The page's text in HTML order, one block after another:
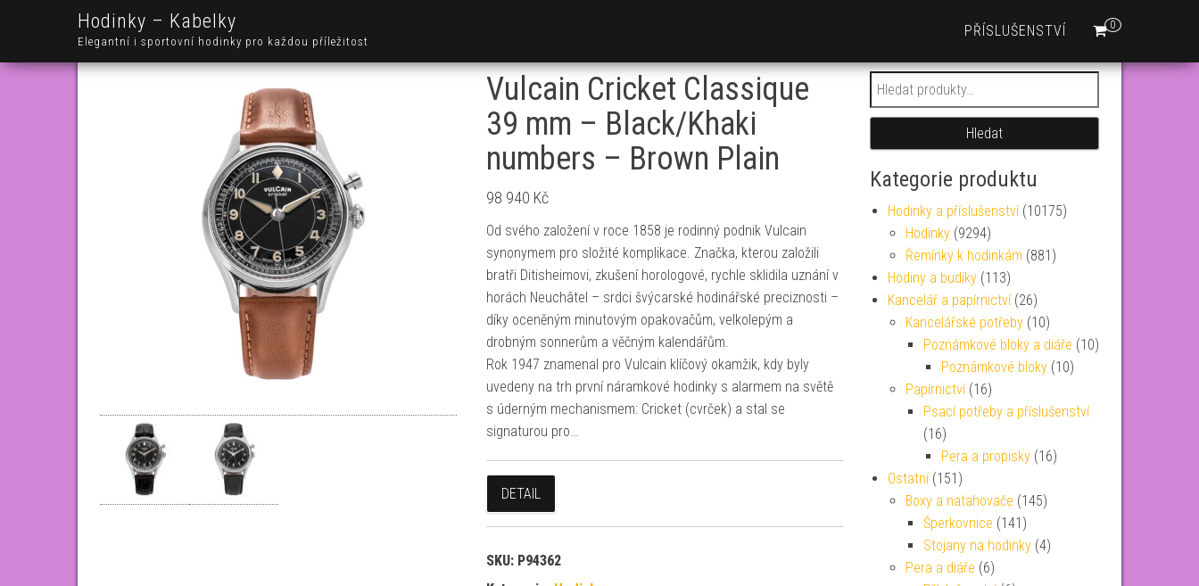
Hodinky – Kabelky
Elegantní i sportovní hodinky pro každou příležitost
0
PŘÍSLUŠENSTVÍ
Vulcain Cricket Classique
39 mm – Black/Khaki
numbers – Brown Plain
98 940 Kč
Od svého založení v roce 1858 je rodinný podnik Vulcain
synonymem pro složité komplikace. Značka, kterou založili
bratři Ditisheimovi, zkušení horologové, rychle sklidila uznání v
horách Neuchâtel – srdci švýcarské hodinářské preciznosti –
díky oceněným minutovým opakovačům, velkolepým a
drobným sonnerům a věčným kalendářům.
Rok 1947 znamenal pro Vulcain klíčový okamžik, kdy byly
uvedeny na trh první náramkové hodinky s alarmem na světě
s úderným mechanismem: Cricket (cvrček) a stal se
signaturou pro…
DETAIL
SKU: P94362
Hledat:
Hledat
Kategorie produktu
Hodinky a příslušenství (10175)
Hodinky (9294)
Řemínky k hodinkám (881)
Hodiny a budíky (113)
Kancelář a papírnictví (26)
Kancelářské potřeby (10)
Poznámkové bloky a diáře (10)
Poznámkové bloky (10)
Papírnictví (16)
Psací potřeby a příslušenství
(16)
Pera a propisky (16)
Ostatní (151)
Boxy a natahovače (145)
Šperkovnice (141)
Stojany na hodinky (4)
Pera a diáře (6)